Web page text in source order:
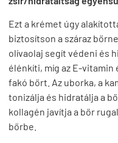
Ezt a krémet úgy
biztosítson a száraz
olívaolaj segít védeni és
élénkíti, míg az E-vitamin
fakó bőrt. Az uborka, a
tonizálja és hidratálja a
kollagén javítja a bőr
bőrbe.